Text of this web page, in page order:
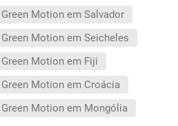
Motion em Salvador
Motion em Seicheles
Motion em Fiji
Motion em Croácia
Motion em Mongólia